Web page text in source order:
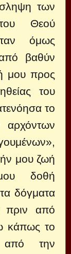
των
Θεού
όμως
βαθύν
μου προς
του
το
αρχόντων
μου ζωή
δοθή
δόγματα
πριν από
κάπως το
την